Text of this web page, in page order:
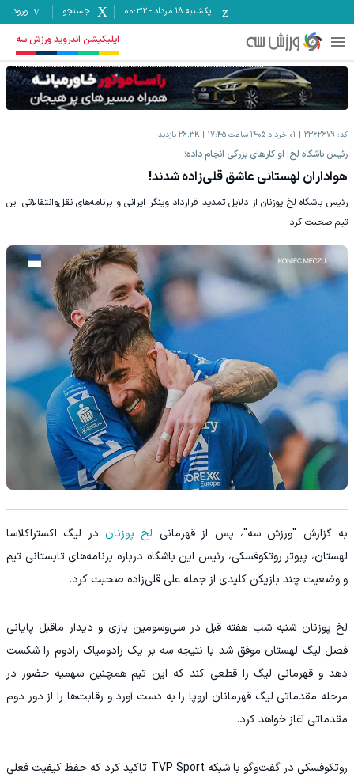
یکشنبه ۱۸ مرداد -
00:32 جستجو ورود
اپلیکیشن اندروید ورزش سه
کد: 2362679 01 خرداد 1405 ساعت 17:45 26.3K بازدید
رئیس باشگاه لخ: او کارهای بزرگی انجام داده؛
هواداران لهستانی عاشق قلی‌زاده شدند!
رئیس باشگاه لخ پوزنان از دلایل تمدید قرارداد وینگر ایرانی و برنامه‌های نقل‌وانتقالاتی این
تیم صحبت کرد.
به گزارش "ورزش سه"، پس از قهرمانی لخ پوزناندر لیگ اکستراکلاسا
لهستان، پیوتر روتکوفسکی، رئیس این باشگاه درباره برنامه‌های تابستانی تیم
و وضعیت چند بازیکن کلیدی از جمله علی قلی‌زاده صحبت کرد.
لخ پوزنان شنبه شب هفته قبل در سی‌وسومین بازی و دیدار ماقبل پایانی
فصل لیگ لهستان موفق شد با نتیجه سه بر یک رادومیاک رادوم را شکست
دهد و قهرمانی لیگ را قطعی کند که این تیم همچنین سهمیه حضور در
مرحله مقدماتی لیگ قهرمانان اروپا را به دست آورد و رقابت‌ها را از دور دوم
مقدماتی آغاز خواهد کرد.
روتکوفسکی در گفت‌وگو با شبکه TVP Sport تاکید کرد که حفظ کیفیت فعلی